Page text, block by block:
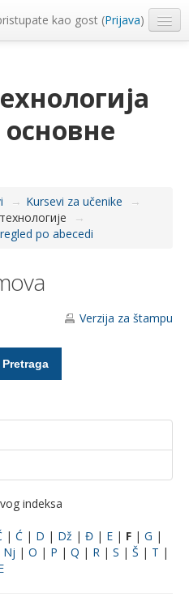
kao gost (Prijava)
→ Kursevi za učenike
→
→
po abecedi
Verzija za štampu
indeksa
| Ć | D | Dž | Đ | E | F | G |
Nj | O | P | Q | R | S | Š | T |